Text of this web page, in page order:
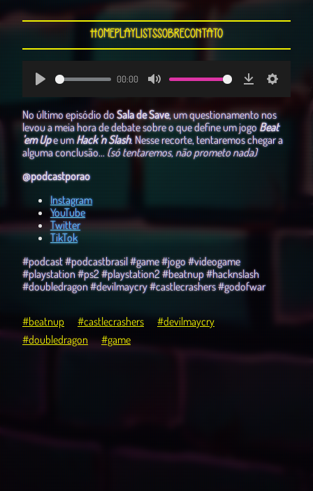
HomePlaylistsSobreContato
Play
00:00
Mute DownloadSettings
No último episódio doSala de Save, um questionamento nos
levou a meia hora de debate sobre o que define um jogoBeat
'em Upe umHack 'n Slash. Nesse recorte, tentaremos chegar a
alguma conclusão...(só tentaremos, não prometo nada)
@podcastporao
Instagram
YouTube
Twitter
TikTok
#podcast #podcastbrasil#game #jogo #videogame
#playstation #ps2 #playstation2 #beatnup #hacknslash
#doubledragon #devilmaycry #castlecrashers #godofwar
#beatnup #castlecrashers
#devilmaycry
#doubledragon
#game